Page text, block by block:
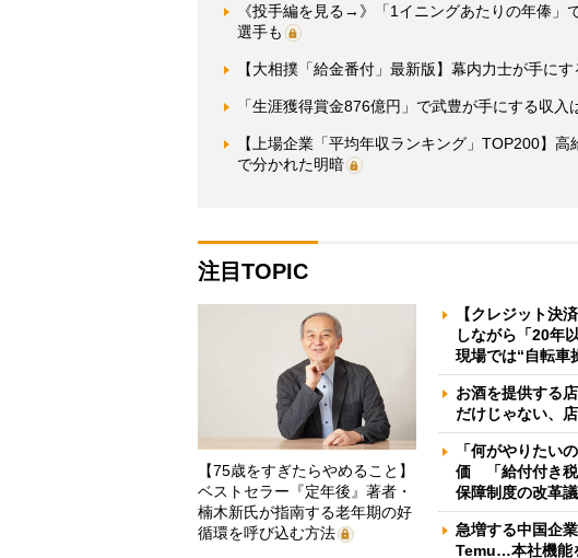
《投手編を見る→》「1イニングあたりの年俸
選手も
【大相撲「給金番付」最新版】幕内力士が手に
「生涯獲得賞金876億円」で武豊が手にする収
【上場企業「平均年収ランキング」TOP200】
で分かれた明暗
注目TOPIC
【75歳をすぎたらやめること】
ベストセラー『定年後』著者・
楠木新氏が指南する老年期の好
循環を呼び込む方法
【クレジット決
しながら「20年
現場では“自転車
お酒を提供する
だけじゃない、
「何がやりたい
価 「給付付き税
保障制度の改革
急増する中国企
Temu…本社機能